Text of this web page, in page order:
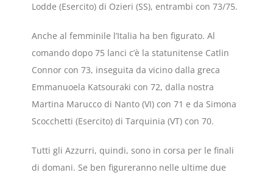
Lodde (Esercito) di Ozieri (SS), entrambi con 73/75.
Anche al femminile l’Italia ha ben figurato. Al
comando dopo 75 lanci c’è la statunitense Catlin
Connor con 73, inseguita da vicino dalla greca
Emmanuoela Katsouraki con 72, dalla nostra
Martina Marucco di Nanto (VI) con 71 e da Simona
Scocchetti (Esercito) di Tarquinia (VT) con 70.
Tutti gli Azzurri, quindi, sono in corsa per le finali
di domani. Se ben figureranno nelle ultime due